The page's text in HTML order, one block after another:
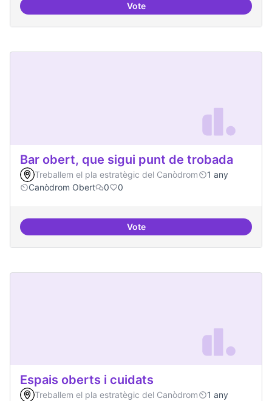
VoteMemòria Històrica - Referencia
Bar obert, que sigui punt de trobada
Treballem el pla estratègic del Canòdrom
1 any
Canòdrom Obert
0 0
VoteBar obert, que sigui punt de
Espais oberts i cuidats
Treballem el pla estratègic del Canòdrom
1 any